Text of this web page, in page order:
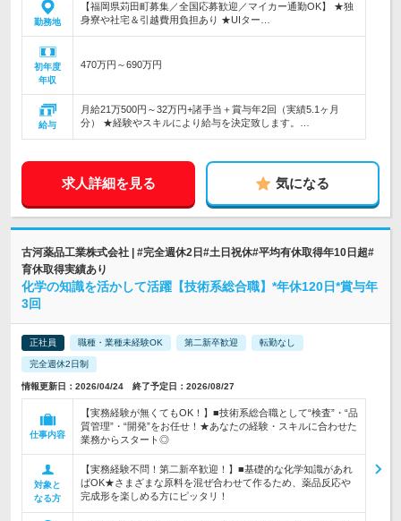
勤務地
【福岡県苅田町募集／全国応募歓迎／マイカー通勤OK】 ★独
身寮や社宅＆引越費用負担あり ★UIター…
初年度
年収
470万円～690万円
給与
月給21万500円～32万円+諸手当＋賞与年2回（実績5.1ヶ月
分） ★経験やスキルにより給与を決定致します。…
求人詳細を見る 気になる
古河薬品工業株式会社 | #完全週休2日#土日祝休#平均有休取得年10日超#
育休取得実績あり
化学の知識を活かして活躍【技術系総合職】*年休120日*賞与年
3回
正社員 職種・業種未経験OK 第二新卒歓迎 転勤なし
完全週休2日制
情報更新日：2026/04/24 終了予定日：2026/08/27
仕事内容
【実務経験が無くてもOK！】■技術系総合職として“検査”・“品
質管理”・“開発”をお任せ！★あなたの経験・スキルに合わせた
業務からスタート◎
対象と
なる方
【実務経験不問！第二新卒歓迎！】■基礎的な化学知識があれ
ばOK★さまざまな原料を混ぜ合わせて作るため、薬品反応や
完成形を楽しめる方にピッタリ！